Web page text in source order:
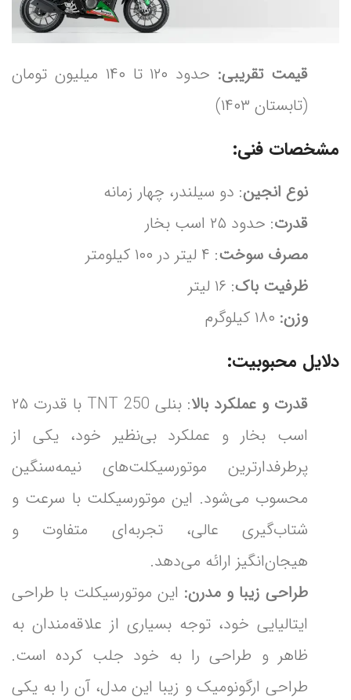
قیمت تقریبی:
حدود ۱۲۰ تا ۱۴۰ میلیون تومان
(تابستان ۱۴۰۳)
مشخصات فنی:
نوع انجین: دو سیلندر، چهار زمانه
قدرت: حدود ۲۵ اسب بخار
مصرف سوخت: ۴ لیتر در ۱۰۰ کیلومتر
ظرفیت باک: ۱۶ لیتر
وزن:
دلایل محبوبیت:
قدرت و عملکرد بالا
: بنلی TNT 250 با قدرت ۲۵
اسب بخار و عملکرد بی‌نظیر خود، یکی از
پرطرفدارترین موتورسیکلت‌های نیمه‌سنگین
محسوب می‌شود. این موتورسیکلت با سرعت و
شتاب‌گیری عالی، تجربه‌ای متفاوت و
هیجان‌انگیز ارائه می‌دهد.
طراحی زیبا و مدرن: این موتورسیکلت با طراحی
ایتالیایی خود، توجه بسیاری از علاقه‌مندان به
ظاهر و طراحی را به خود جلب کرده است.
طراحی ارگونومیک و زیبا این مدل، آن را به یکی